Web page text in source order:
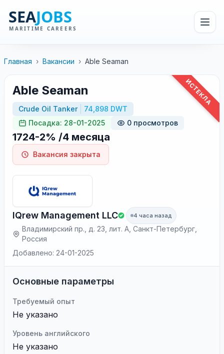
Главная › Вакансии › Able Seaman
ИСТЕКЛА
Able Seaman
Crude Oil Tanker
74,898 DWT
Посадка: 28-01-2025
0 просмотров
1724-2% /4 месяца
Вакансия закрыта
IQrew Management LLC 4 часа назад
Владимирский пр., д. 23, лит. А, Санкт-Петербург,
Россия
Добавлено: 24-01-2025
Основные параметры
Требуемый опыт
Не указано
Уровень английского
Не указано